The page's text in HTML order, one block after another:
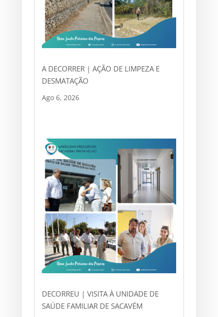
A DECORRER | AÇÃO DE LIMPEZA E
DESMATAÇÃO
Ago 6, 2026
DECORREU | VISITA À UNIDADE DE
SAÚDE FAMILIAR DE SACAVÉM